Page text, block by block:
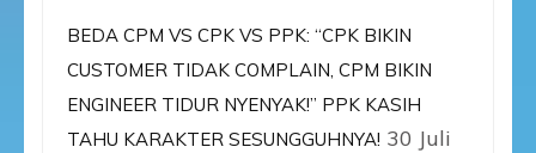
BEDA CPM VS CPK VS PPK: “CPK BIKIN
CUSTOMER TIDAK COMPLAIN, CPM BIKIN
ENGINEER TIDUR NYENYAK!” PPK KASIH
TAHU KARAKTER SESUNGGUHNYA! 30 Juli